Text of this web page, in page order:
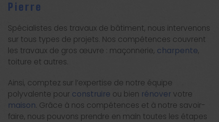
Pierre
Spécialistes des travaux de bâtiment, nous intervenons
sur tous types de projets. Nos compétences couvrent
les travaux de gros œuvre : maçonnerie, charpente,
toiture et autres.
Ainsi, comptez sur l’expertise de notre équipe
polyvalente pour construire ou bien rénover votre
maison. Grâce à nos compétences et à notre savoir-
faire, nous pouvons prendre en main toutes les étapes